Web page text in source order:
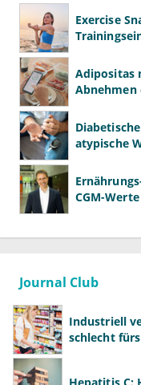
Exercise
Adipositas
atypische
CGM-
Journal Club
Industriell
schlecht